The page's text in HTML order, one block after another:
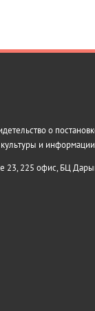
о
и
23, 225 офис, БЦ